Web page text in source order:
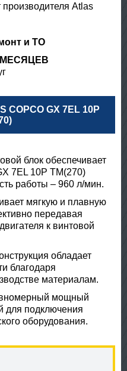
производителя Atlas
и ТО
МЕСЯЦЕВ
GX 7EL 10P
блок обеспечивает
7EL 10P TM(270)
работы – 960 л/мин.
мягкую и плавную
передавая
к винтовой
обладает
благодаря
материалам.
мощный
для подключения
оборудования.